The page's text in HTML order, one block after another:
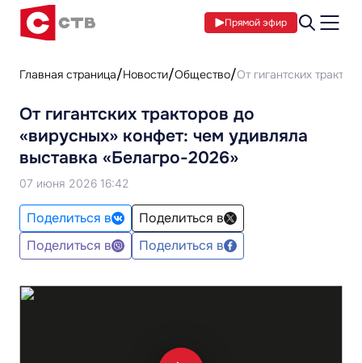
Прямой эфир
Главная страница Новости Общество От гигантских
От гигантских тракторов до
«вирусных» конфет: чем удивляла
выставка «Белагро-2026»
07 июня 2026 16:42
Поделиться в
Поделиться в
Поделиться в
Поделиться в